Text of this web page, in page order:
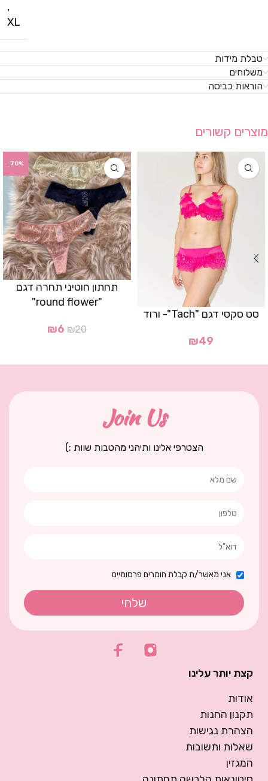
,
XL
טבלת מידות
משלוחים
הוראות כביסה
מוצרים קשורים
סט סקסי דגם "Tach"- ורוד
₪49
-70%
תחתון חוטיני תחרה דגם
"round flower"
₪20
₪6
Join Us
הצטרפי אלינו ותיהני מהטבות שוות :)
אני מאשר/ת קבלת חומרים פרסומיים
שלחי
קצת יותר עלינו
אודות
תקנון החנות
הצהרת נגישות
שאלות ותשובות
המגזין